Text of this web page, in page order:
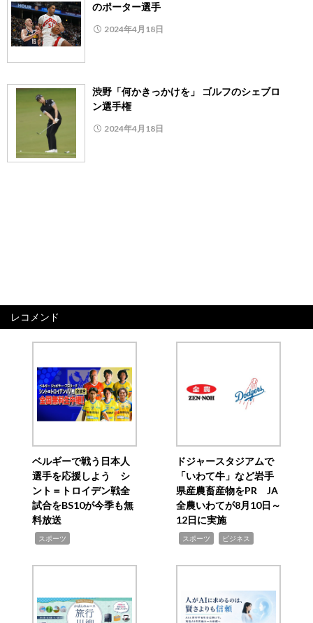
のポーター選手
2024年4月18日
渋野「何かきっかけを」 ゴルフのシェブロ
ン選手権
2024年4月18日
レコメンド
ベルギーで戦う日本人
選手を応援しよう シ
ント＝トロイデン戦全
試合をBS10が今季も無
料放送
スポーツ
ドジャースタジアムで
「いわて牛」など岩手
県産農畜産物をPR JA
全農いわてが8月10日～
12日に実施
スポーツ ビジネス